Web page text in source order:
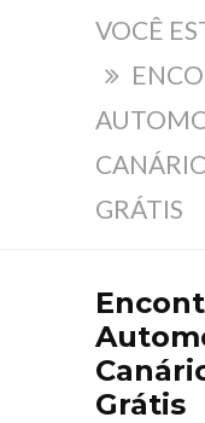
GRÁTIS
Grátis